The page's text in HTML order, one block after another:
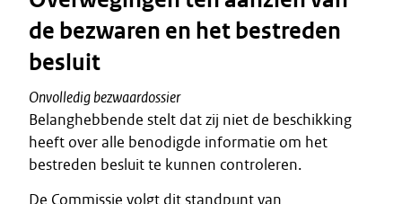
de bezwaren en het bestreden
besluit
Onvolledig bezwaardossier
Belanghebbende stelt dat zij niet de beschikking
heeft over alle benodigde informatie om het
bestreden besluit te kunnen controleren.
De Commissie volgt dit standpunt van